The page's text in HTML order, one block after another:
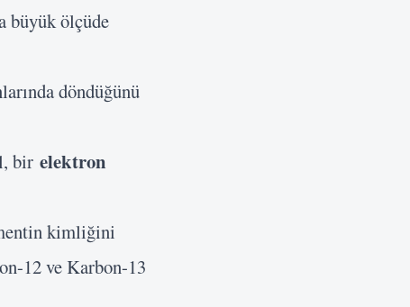
büyük ölçüde
döndüğünü
bir elektron
kimliğini
12 ve Karbon-13